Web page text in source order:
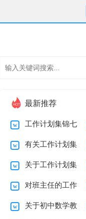
最新推荐
工作计划集锦七
篇 有关工作计划集
合七篇关于工作计划集
锦七篇对班主任的工作
计划集合十篇
关于初中数学教